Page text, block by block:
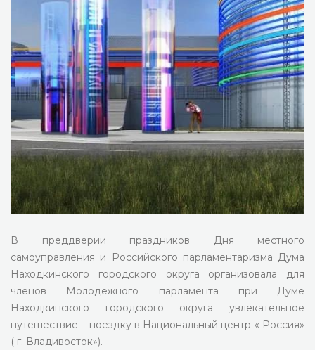
В преддверии праздников Дня местного
самоуправления и Российского парламентаризма Дума
Находкинского городского округа организовала для
членов Молодежного парламента при Думе
Находкинского городского округа увлекательное
путешествие – поездку в Национальный центр « Россия»
( г. Владивосток»).